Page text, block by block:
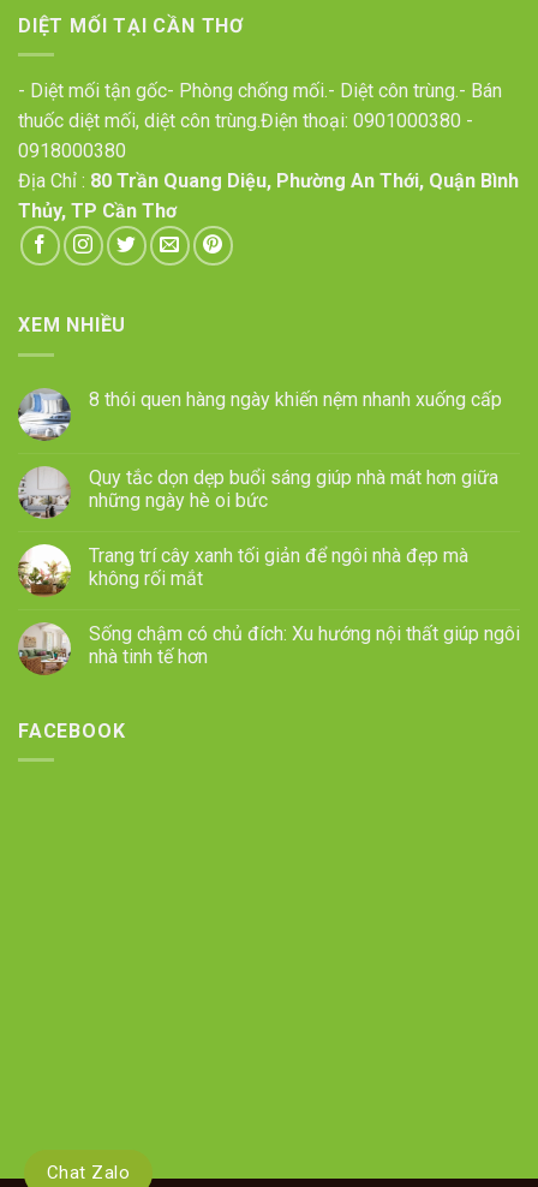
DIỆT MỐI TẠI CẦN THƠ
- Diệt mối tận gốc- Phòng chống mối.- Diệt côn trùng.- Bán
thuốc diệt mối, diệt côn trùng.Điện thoại: 0901000380 -
0918000380
Địa Chỉ : 80 Trần Quang Diệu, Phường An Thới, Quận Bình
Thủy, TP Cần Thơ
XEM NHIỀU
8 thói quen hàng ngày khiến nệm nhanh xuống cấp
Quy tắc dọn dẹp buổi sáng giúp nhà mát hơn giữa
những ngày hè oi bức
Trang trí cây xanh tối giản để ngôi nhà đẹp mà
không rối mắt
Sống chậm có chủ đích: Xu hướng nội thất giúp ngôi
nhà tinh tế hơn
FACEBOOK
Chat Zalo